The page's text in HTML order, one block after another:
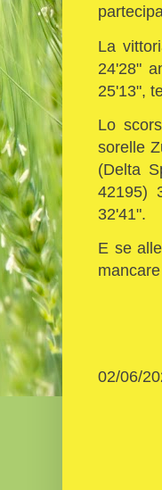
La
24'28"
25'13",
Lo
sorelle
(Delta
42195)
32'41".
E se
02/06/